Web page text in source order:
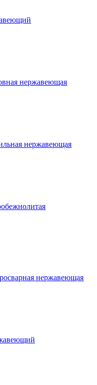
нержавеющая
нержавеющая
нержавеющая